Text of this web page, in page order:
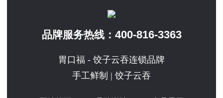
品牌服务热线： 400-816-3363
胃口福 - 饺子云吞连锁品牌
手工鲜制 | 饺子云吞